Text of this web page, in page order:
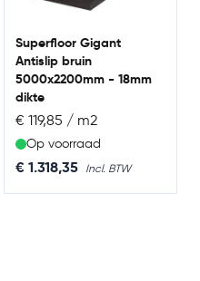
Superfloor Gigant
Antislip bruin
5000x2200mm - 18mm
dikte
€ 119,85 / m2
Op voorraad
€ 1.318,35